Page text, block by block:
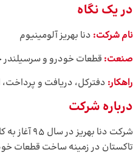
در یک نگاه
نام شرکت: دنا بهریز آلومینیوم
صنعت: قطعات خودرو و سرسیلندر
راهکار: دفترکل، دریافت و
درباره شرکت
شرکت دنا
تاکستان در زمینه ساخت قطعات